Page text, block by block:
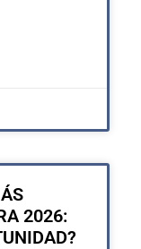
2026: